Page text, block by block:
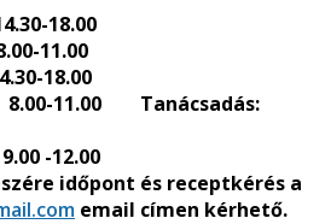
18.00
18.00
Tanácsadás:
12.00
időpont és receptkérés a
email címen kérhető.